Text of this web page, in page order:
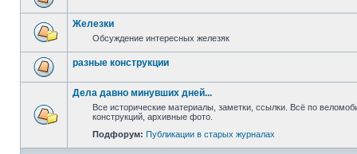
Железки
Обсуждение интересных железяк
разные конструкции
Дела давно минувших дней...
Все исторические материалы, заметки, ссылки. Всё по
конструкций, архивные фото.
Подфорум: Публикации в старых журналах